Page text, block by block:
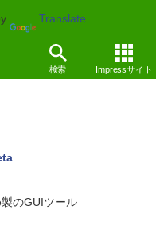
Translate
検索 Impressサイト
のGUIツール